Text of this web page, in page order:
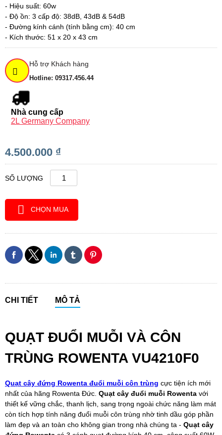
- Hiệu suất: 60w
- Độ ồn: 3 cấp độ: 38dB, 43dB & 54dB
- Đường kính cánh (tính bằng cm): 40 cm
- Kích thước: 51 x 20 x 43 cm
Hỗ trợ Khách hàng
Hotline: 09317.456.44
Nhà cung cấp
2L Germany Company
4.500.000 ₫
SỐ LƯỢNG
CHỌN MUA
CHI TIẾT MÔ TẢ
QUẠT ĐUỔI MUỖI VÀ CÔN
TRÙNG ROWENTA VU4210F0
Quạt cây đứng Rowenta đuổi muỗi côn trùng cực tiện ích mới
nhất của hãng Rowenta Đức. Quạt cây đuổi muỗi Rowenta với
thiết kế vững chắc, thanh lịch, sang trọng ngoài chức năng làm mát
còn tích hợp tính năng đuổi muỗi côn trùng nhờ tinh dầu góp phần
làm đẹp và an toàn cho không gian trong nhà chúng ta - Quạt cây